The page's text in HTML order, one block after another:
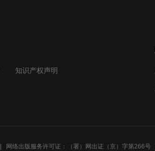
知识产权声明
网络出版服务许可证：（署）网出证（京）字第266号